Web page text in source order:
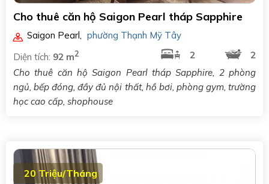
Cho thuê căn hộ Saigon Pearl tháp Sapphire
Saigon Pearl, phường Thạnh Mỹ Tây
Diện tích: 92 m2 2
2
Cho thuê căn hộ Saigon Pearl tháp Sapphire, 2 phòng
ngủ, bếp đóng, đầy đủ nội thất, hồ bơi, phòng gym, trường
học cao cấp, shophouse
20 Triệu/Tháng